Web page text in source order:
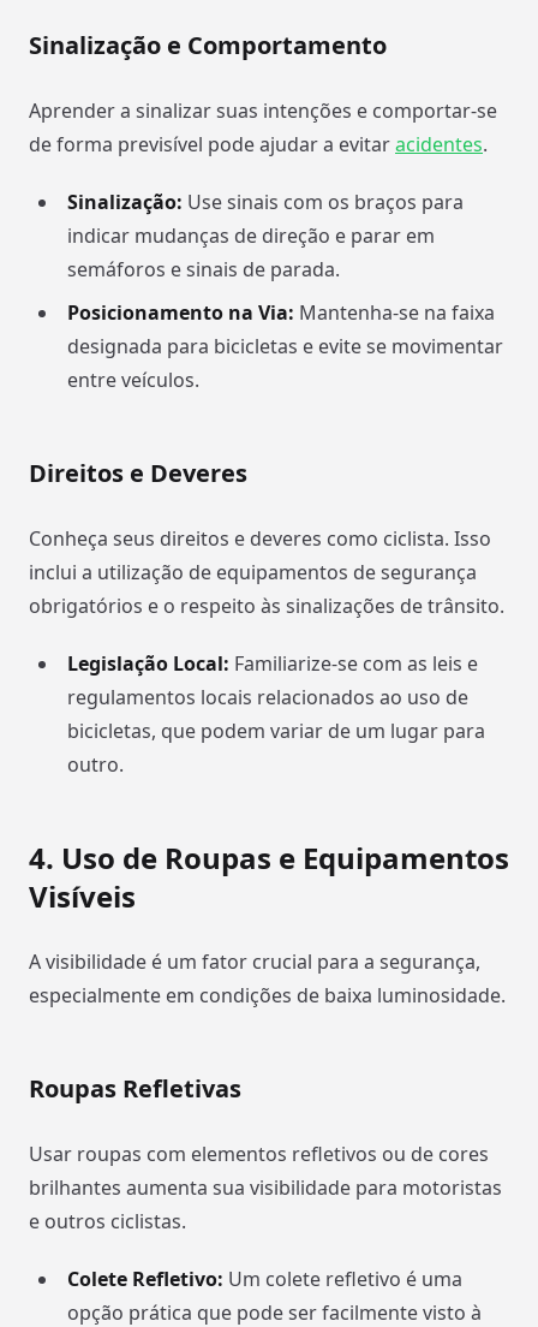
Sinalização e Comportamento
Aprender a sinalizar suas intenções e comportar-se
de forma previsível pode ajudar a evitaracidentes.
Sinalização: Use sinais com os braços para
indicar mudanças de direção e parar em
semáforos e sinais de parada.
Posicionamento na Via: Mantenha-se na faixa
designada para bicicletas e evite se movimentar
entre veículos.
Direitos e Deveres
Conheça seus direitos e deveres como ciclista. Isso
inclui a utilização de equipamentos de segurança
obrigatórios e o respeito às sinalizações de trânsito.
Legislação Local: Familiarize-se com as leis e
regulamentos locais relacionados ao uso de
bicicletas, que podem variar de um lugar para
outro.
4. Uso de Roupas e Equipamentos
Visíveis
A visibilidade é um fator crucial para a segurança,
especialmente em condições de baixa luminosidade.
Roupas Refletivas
Usar roupas com elementos refletivos ou de cores
brilhantes aumenta sua visibilidade para motoristas
e outros ciclistas.
Colete Refletivo: Um colete refletivo é uma
opção prática que pode ser facilmente visto à